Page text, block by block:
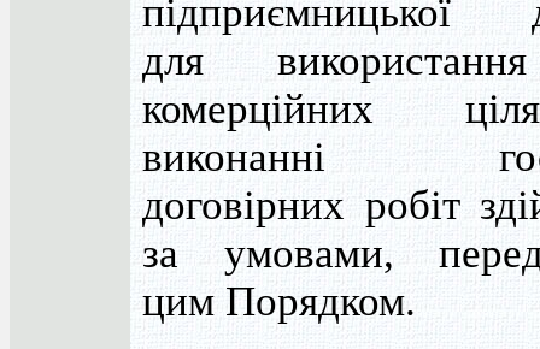
підприємницької
для
комерційних
виконанні
договірних робіт
за умовами,
цим Порядком.